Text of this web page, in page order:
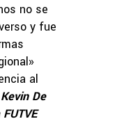
no se
y fue
al
De